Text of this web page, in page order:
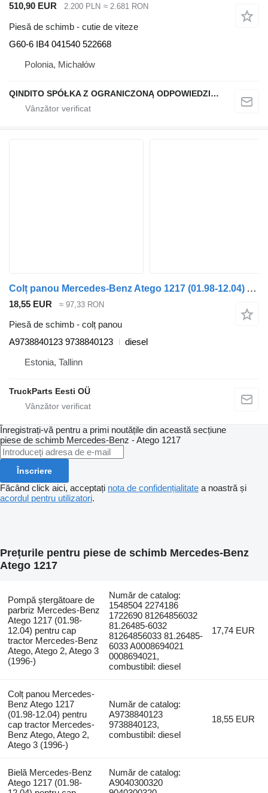
510,90 EUR 2.200 PLN ≈ 2.681 RON
Piesă de schimb - cutie de viteze
G60-6 IB4 041540 522668
Polonia, Michałów
QINDITO SPÓŁKA Z OGRANICZONĄ ODPOWIEDZIALNOŚCIĄ
Colț panou Mercedes-Benz Atego 1217 (01.98-12.04) A9738840123 pentru cap tractor Mercedes-Benz Atego, Atego 2, Atego 3 (1996-)
18,55 EUR ≈ 97,33 RON
Piesă de schimb - colț panou
A9738840123 9738840123
diesel
Estonia, Tallinn
TruckParts Eesti OÜ
Înregistrați-vă pentru a primi noutățile din această secțiune
piese de schimb Mercedes-Benz - Atego 1217
Înscriere
Făcând click aici, acceptați nota de confidențialitate a noastră și
acordul pentru utilizatori.
Prețurile pentru piese de schimb Mercedes-Benz
Atego 1217
Pompă ștergătoare de
parbriz Mercedes-Benz
Atego 1217 (01.98-
12.04) pentru cap
tractor Mercedes-Benz
Atego, Atego 2, Atego 3
(1996-)
Număr de catalog:
1548504 2274186
1722690 81264856032
81.26485-6032
81264856033 81.26485-
6033 A0008694021
0008694021,
combustibil: diesel
17,74 EUR
Colț panou Mercedes-
Benz Atego 1217
(01.98-12.04) pentru
cap tractor Mercedes-
Benz Atego, Atego 2,
Atego 3 (1996-)
Număr de catalog:
A9738840123
9738840123,
combustibil: diesel
18,55 EUR
Bielă Mercedes-Benz
Atego 1217 (01.98-
Număr de catalog:
A9040300320